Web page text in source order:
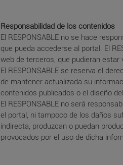
Responsabilidad de los contenidos
El RESPONSABLE no se hace
que pueda accederse al portal. El
web de terceros, que pudieran estar
El RESPONSABLE se reserva el
de mantener actualizada su
contenidos publicados o el diseño
El RESPONSABLE no será
el portal, ni tampoco de los daños
indirecta, produzcan o puedan
provocados por el uso de dicha